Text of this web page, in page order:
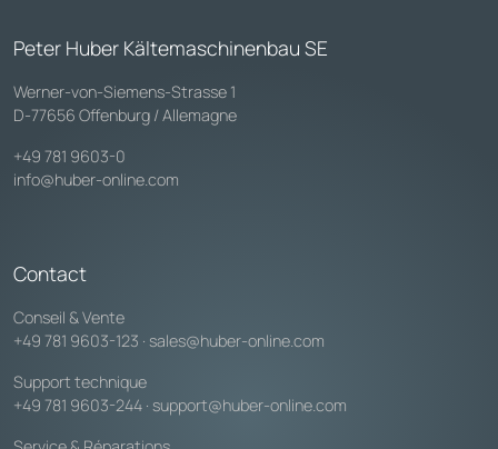
Peter Huber Kältemaschinenbau SE
Werner-von-Siemens-Strasse 1
D-77656 Offenburg / Allemagne
+49 781 9603-0
info@huber-online.com
Contact
Conseil & Vente
+49 781 9603-123 · sales@huber-online.com
Support technique
+49 781 9603-244 · support@huber-online.com